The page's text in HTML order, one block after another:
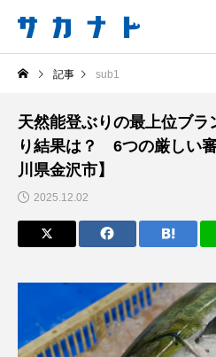
サカナをもっと好きになる
知る 食べる 楽しむ
注目記事 サカナを知ろう
食べる
記事 sub1
天然能登ぶりの最上位ブ
り結果は？ 6つの厳しい
川県金沢市】
2025.12.02